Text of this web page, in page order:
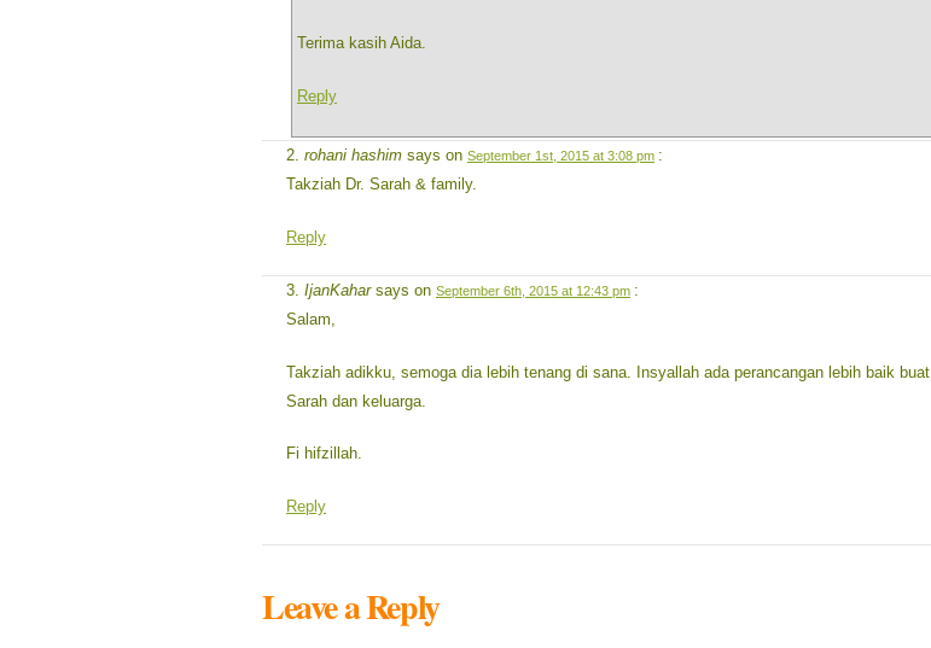
Terima kasih Aida.
Reply
rohani hashim says on September 1st, 2015 at 3:08 pm :
Takziah Dr. Sarah & family.
Reply
IjanKaharsays on September 6th, 2015 at 12:43 pm :
Salam,
Takziah adikku, semoga dia lebih tenang di sana. Insyallah ada perancangan lebih baik buat
Sarah dan keluarga.
Fi hifzillah.
Reply
Leave a Reply